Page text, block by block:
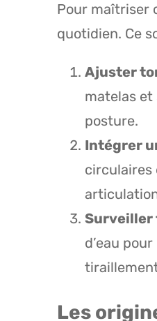
Pour maîtriser
quotidien. Ce
Ajuster
matelas et
posture.
Intégrer
circulaires
Surveiller
d’eau
Les